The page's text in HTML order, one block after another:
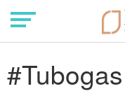
#Tubogas